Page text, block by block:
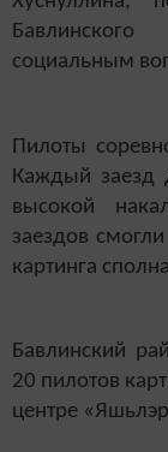
социальным
Пилоты
Каждый заезд
высокой
заездов
картинга
Бавлинский
20 пилотов
центре